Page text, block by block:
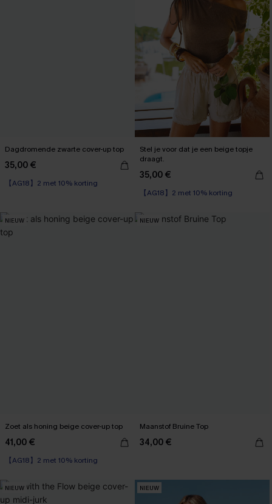
Dagdromende zwarte cover-up top
35,00 €
【AG18】2 met 10% korting
Stel je voor dat je een beige topje
draagt.
35,00 €
【AG18】2 met 10% korting
NIEUW
Zoet als honing beige cover-up top
41,00 €
【AG18】2 met 10% korting
NIEUW
Maanstof Bruine Top
34,00 €
NIEUW NIEUW